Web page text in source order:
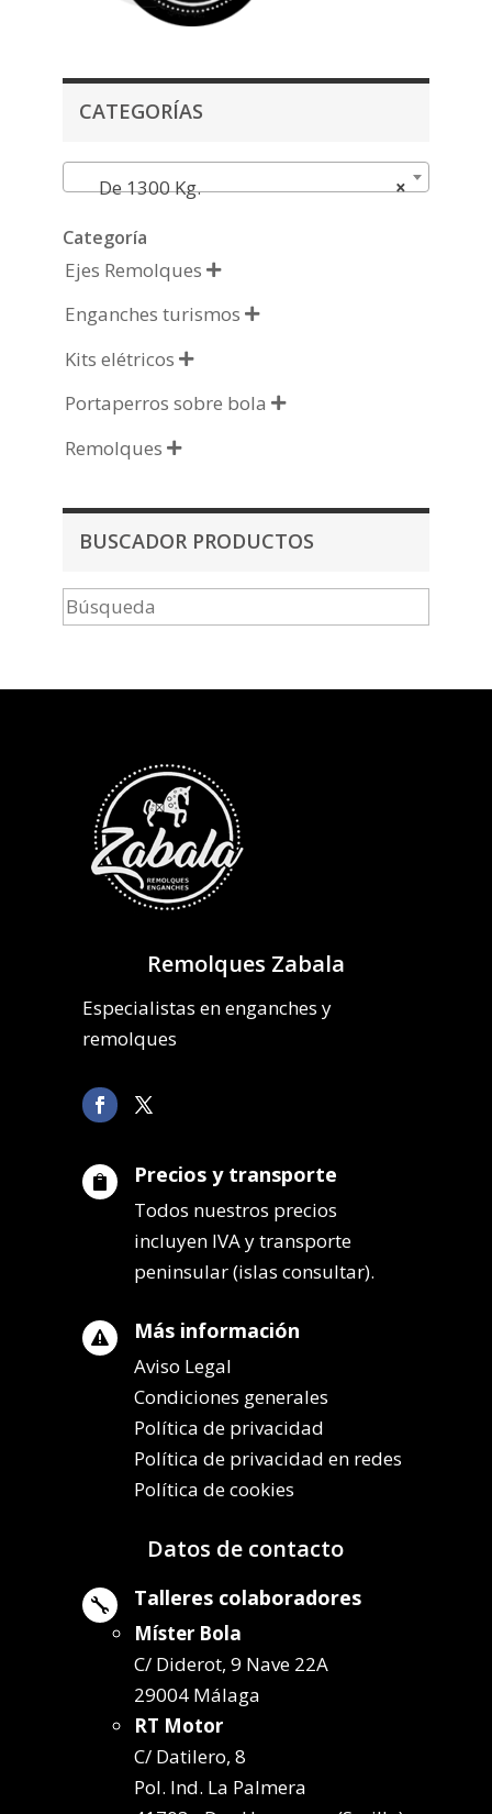
CATEGORÍAS
×
De 1300 Kg.
Categoría
Ejes Remolques 
Enganches turismos 
Kits elétricos 
Portaperros sobre bola 
Remolques 
BUSCADOR PRODUCTOS
Remolques Zabala
Especialistas en enganches y
remolques
 Precios y transporte
Todos nuestros precios
incluyen IVA y transporte
peninsular (islas consultar).
 Más información
Aviso Legal
Condiciones generales
Política de privacidad
Política de privacidad en redes
Política de cookies
Datos de contacto
 Talleres colaboradores
Míster Bola
C/ Diderot, 9 Nave 22A
29004 Málaga
RT Motor
C/ Datilero, 8
Pol. Ind. La Palmera